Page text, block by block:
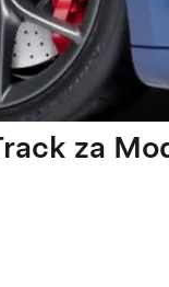
za